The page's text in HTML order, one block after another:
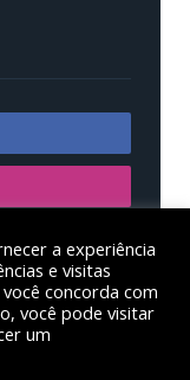
em educação
a experiência
e visitas
concorda com
você pode visitar
um